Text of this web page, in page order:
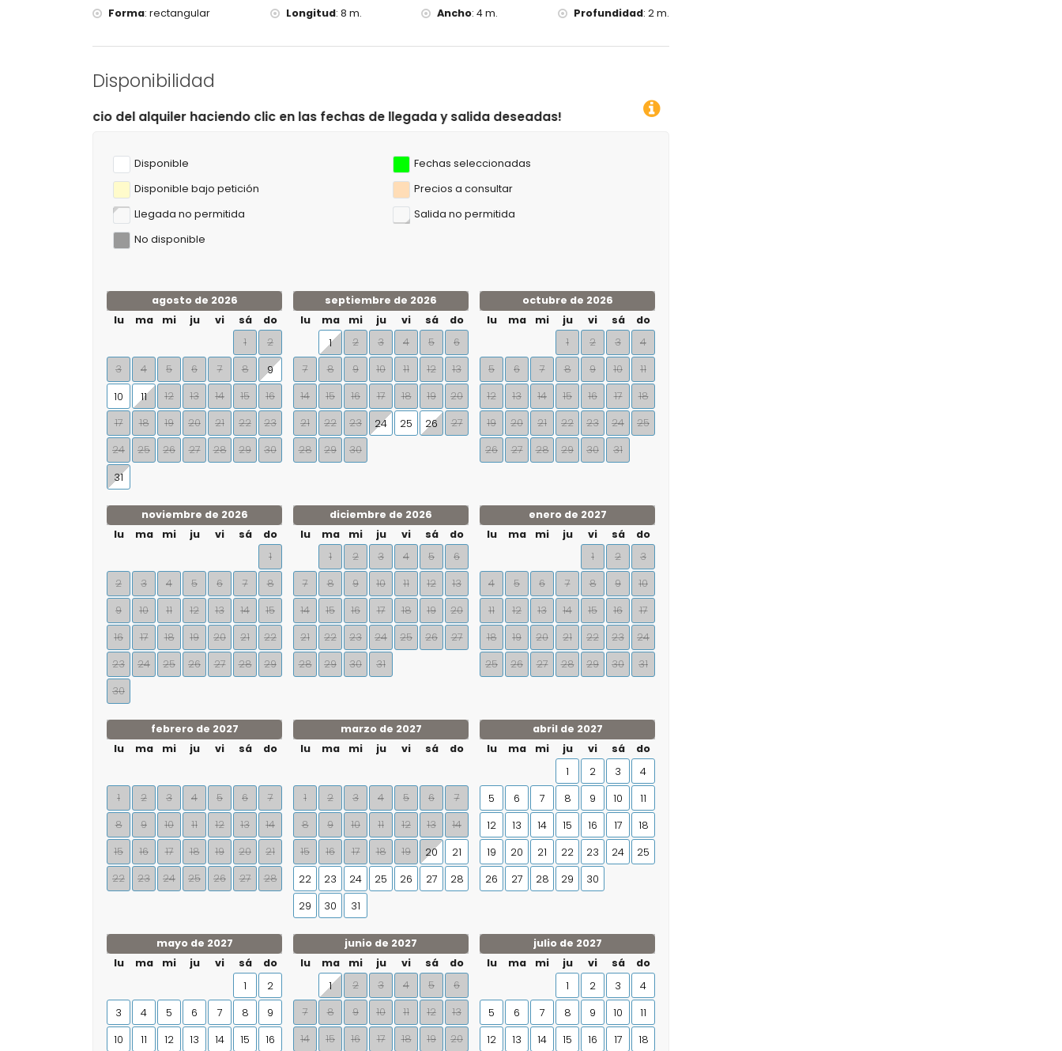
Forma: rectangular Longitud: 8 m. Ancho:4 m. Profundidad: 2 m.
Disponibilidad
haciendo clic en las fechas de llegada y salida deseadas!
Disponible
Fechas seleccionadas
Disponible bajo petición
Precios a consultar
Llegada no permitida
Salida no permitida
No disponible
agosto de 2026
lu
ma mi ju vi sá
do
1
2
3
4 5 6 7 8
9
10
11 12 13 14 15
16
17
18 19 20 21 22
23
24
25 26 27 28 29 30
31
septiembre de 2026
lu
ma mi ju vi sá
do
1
2 3 4 5
6
7
8 9 10 11 12
13
14
15 16 17 18 19
20
21
22 23 24 25 26
27
28
29 30
octubre de 2026
lu
ma mi ju vi sá
do
1
2 3
4
5
6 7 8 9 10
11
12
13 14 15 16 17
18
19
20 21 22 23 24
25
26
27 28 29 30 31
noviembre de 2026
lu
ma mi ju vi sá
do
1
2
3 4 5 6 7
8
9
10 11 12 13 14
15
16
17 18 19 20 21
22
23
24 25 26 27 28
29
30
diciembre de 2026
lu
ma mi ju vi sá
do
1
2 3 4 5
6
7
8 9 10 11 12
13
14
15 16 17 18 19
20
21
22 23 24 25 26
27
28
29 30 31
enero de 2027
lu
ma mi ju vi sá
do
1
2
3
4
5 6 7 8 9
10
11
12 13 14 15 16
17
18
19 20 21 22 23
24
25
26 27 28 29 30 31
febrero de 2027
lu
ma mi ju vi sá do
1 2 3 4 5 6
7
8
9 10 11 12 13
14
15
16 17 18 19 20
21
22
23 24 25 26 27 28
marzo de 2027
lu
ma mi ju vi sá do
1 2 3 4 5 6
7
8
9 10 11 12 13
14
15
16 17 18 19 20
21
22
23 24 25 26 27
28
29
30 31
abril de 2027
lu
ma mi ju vi sá
do
1
2 3
4
5
6 7 8 9 10
11
12
13 14 15 16 17
18
19
20 21 22 23 24
25
26
27 28 29 30
mayo de 2027
lu
ma mi ju vi sá
do
1
2
3
4 5 6 7 8
9
10
11 12 13 14 15 16
junio de 2027
lu
ma mi ju vi sá
do
1
2 3 4 5
6
7
8 9 10 11 12
13
14
15 16 17 18 19 20
julio de 2027
lu
ma mi ju vi sá
do
1
2 3
4
5
6 7 8 9 10
11
12
13 14 15 16 17 18